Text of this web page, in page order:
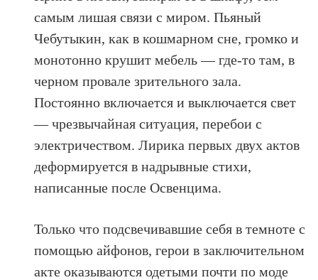
самым лишая связи с миром. Пьяный
Чебутыкин, как в кошмарном сне, громко и
монотонно крушит мебель — где-то там, в
черном провале зрительного зала.
Постоянно включается и выключается свет
— чрезвычайная ситуация, перебои с
электричеством. Лирика первых двух актов
деформируется в надрывные стихи,
написанные после Освенцима.
Только что подсвечивавшие себя в темноте с
помощью айфонов, герои в заключительном
акте оказываются одетыми почти по моде